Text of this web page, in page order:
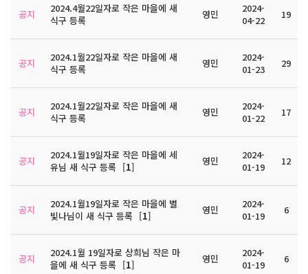
공지
2024.4월22일자로 작은 마을에 새
식구 등록
영민
2024-
04-22
19
공지
2024.1월22일자로 작은 마을에 새
식구 등록
영민
2024-
01-23
29
공지
2024.1월22일자로 작은 마을에 새
식구 등록
영민
2024-
01-22
17
공지
2024.1월19일자로 작은 마을에 세
유님 새 식구 등록 [1] 영민
2024-
01-19
12
공지
2024.1월19일자로 작은 마을에 별
빛나님이 새 식구 등록 [1] 영민
2024-
01-19
6
공지
2024.1월 19일자로 상희님 작은 마
을에 새 식구 등록 [1] 영민
2024-
01-19
6